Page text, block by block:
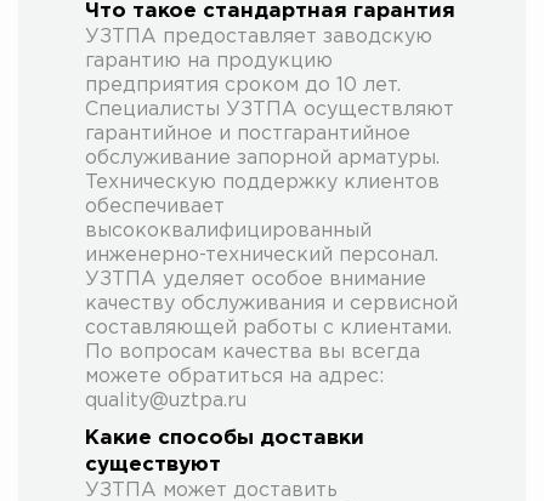
Что такое стандартная гарантия
УЗТПА предоставляет заводскую
гарантию на продукцию
предприятия сроком до 10 лет.
Специалисты УЗТПА осуществляют
гарантийное и постгарантийное
обслуживание запорной арматуры.
Техническую поддержку клиентов
обеспечивает
высококвалифицированный
инженерно-технический персонал.
УЗТПА уделяет особое внимание
качеству обслуживания и сервисной
составляющей работы с клиентами.
По вопросам качества вы всегда
можете обратиться на адрес:
quality@uztpa.ru
Какие способы доставки
существуют
УЗТПА может доставить